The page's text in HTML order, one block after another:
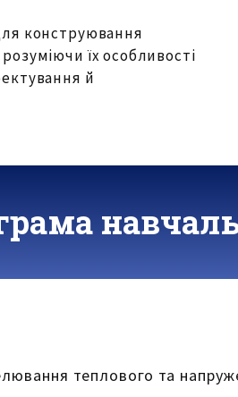
конструювання
їх особливості
й
теплового та